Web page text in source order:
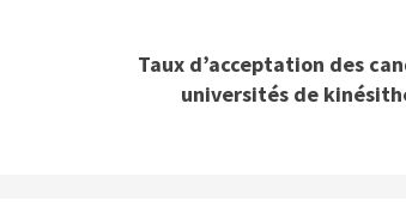
Taux d’acceptation des
universités de